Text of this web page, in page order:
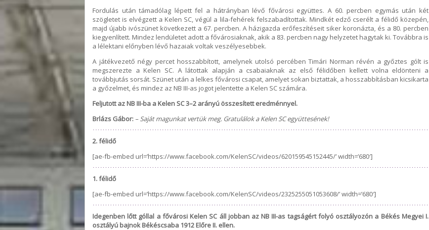
Fordulás után támadólag lépett fel a hátrányban lévő fővárosi együttes. A 60. percben egymás után két
szögletet is elvégzett a Kelen SC, végül a lila-fehérek felszabadítottak. Mindkét edző cserélt a félidő közepén,
majd újabb ivószünet következett a 67. percben. A házigazda erőfeszítéseit siker koronázta, és a 80. percben
kiegyenlített. Mindez lendületet adott a fővárosiaknak, akik a 83. percben nagy helyzetet hagytak ki. Továbbra is
a lélektani előnyben lévő hazaiak voltak veszélyesebbek.
A játékvezető négy percet hosszabbított, amelynek utolsó percében Timári Norman révén a győztes gólt is
megszerezte a Kelen SC. A látottak alapján a csabaiaknak az első félidőben kellett volna eldönteni a
továbbjutás sorsát. Szünet után a lelkes fővárosi csapat, amelyet sokan biztattak, a hosszabbításban kicsikarta
a győzelmet, és mindez az NB III-as jogot jelentette a Kelen SC számára.
Feljutott az NB III-ba a Kelen SC 3–2 arányú összesített eredménnyel.
Brlázs Gábor: – Saját magunkat vertük meg. Gratulálok a Kelen SC együttesének!
2. félidő
[ae-fb-embed url=’https://www.facebook.com/KelenSC/videos/620159545152445/’ width=’680′]
1. félidő
[ae-fb-embed url=’https://www.facebook.com/KelenSC/videos/2325255051053608/’ width=’680′]
Idegenben lőtt góllal a fővárosi Kelen SC áll jobban az NB III-as tagságért folyó osztályozón a Békés Megyei I.
osztályú bajnok Békéscsaba 1912 Előre II. ellen.